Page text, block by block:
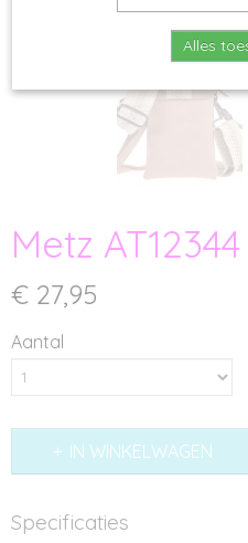
Metz AT12344
€ 27,95
Aantal
IN WINKELWAGEN
Specificaties
Alles